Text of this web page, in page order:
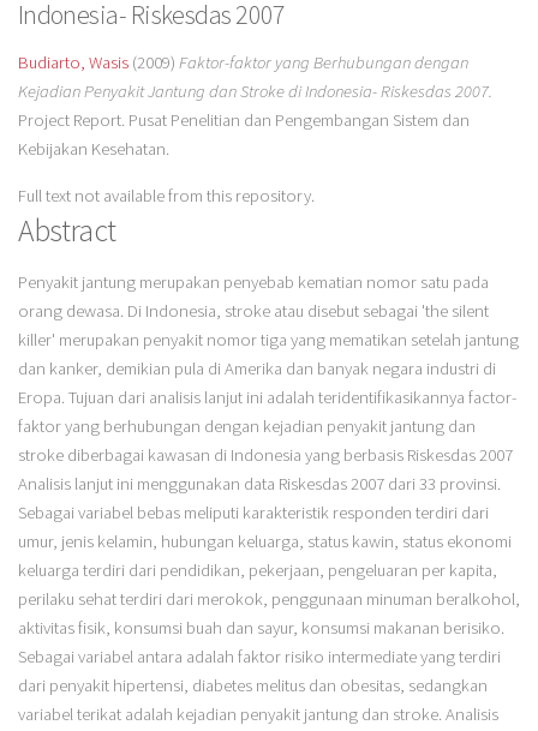
Indonesia- Riskesdas 2007
Budiarto, Wasis(2009) Faktor-faktor yang Berhubungan dengan
Kejadian Penyakit Jantung dan Stroke di Indonesia- Riskesdas 2007.
Project Report. Pusat Penelitian dan Pengembangan Sistem dan
Kebijakan Kesehatan.
Full text not available from this repository.
Abstract
Penyakit jantung merupakan penyebab kematian nomor satu pada
orang dewasa. Di Indonesia, stroke atau disebut sebagai 'the silent
killer' merupakan penyakit nomor tiga yang mematikan setelah jantung
dan kanker, demikian pula di Amerika dan banyak negara industri di
Eropa. Tujuan dari analisis lanjut ini adalah teridentifikasikannya factor-
faktor yang berhubungan dengan kejadian penyakit jantung dan
stroke diberbagai kawasan di Indonesia yang berbasis Riskesdas 2007
Analisis lanjut ini menggunakan data Riskesdas 2007 dari 33 provinsi.
Sebagai variabel bebas meliputi karakteristik responden terdiri dari
umur, jenis kelamin, hubungan keluarga, status kawin, status ekonomi
keluarga terdiri dari pendidikan, pekerjaan, pengeluaran per kapita,
perilaku sehat terdiri dari merokok, penggunaan minuman beralkohol,
aktivitas fisik, konsumsi buah dan sayur, konsumsi makanan berisiko.
Sebagai variabel antara adalah faktor risiko intermediate yang terdiri
dari penyakit hipertensi, diabetes melitus dan obesitas, sedangkan
variabel terikat adalah kejadian penyakit jantung dan stroke. Analisis